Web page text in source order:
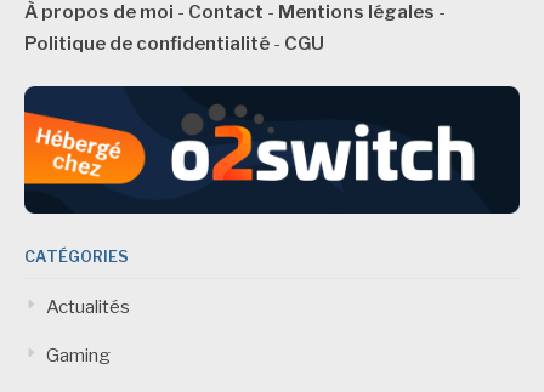
À propos de moi - Contact - Mentions légales -
Politique de confidentialité - CGU
CATÉGORIES
Actualités
Gaming